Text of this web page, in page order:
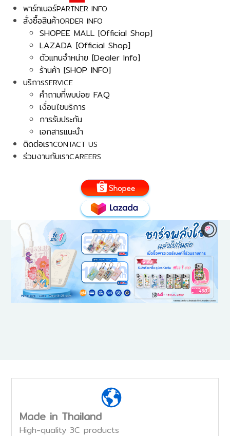
พาร์ทเนอร์PARTNER INFO
สั่งซื้อสินค้าORDER INFO
SHOPEE MALL [Official Shop]
LAZADA [Official Shop]
ตัวแทนจำหน่าย [Dealer Info]
ร้านค้า [SHOP INFO]
บริการSERVICE
คำถามที่พบบ่อย FAQ
เงื่อนไขบริการ
การรับประกัน
เอกสารแนะนำ
ติดต่อเราCONTACT US
ร่วมงานกับเราCAREERS
Made in Thailand
High-quality 3C products